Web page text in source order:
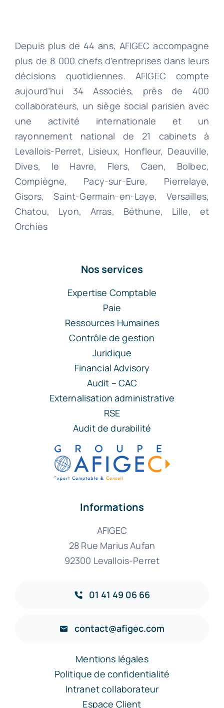
Depuis plus de 44 ans, AFIGEC accompagne
plus de 8 000 chefs d’entreprises dans leurs
décisions quotidiennes. AFIGEC compte
aujourd’hui 34 Associés, près de 400
collaborateurs, un siège social parisien avec
une activité internationale et un
rayonnement national de 21 cabinets à
Levallois-Perret, Lisieux, Honfleur, Deauville,
Dives, le Havre, Flers, Caen, Bolbec,
Compiègne, Pacy-sur-Eure, Pierrelaye,
Gisors, Saint-Germain-en-Laye, Versailles,
Chatou, Lyon, Arras, Béthune, Lille, et
Orchies
Nos services
Expertise Comptable
Paie
Ressources Humaines
Contrôle de gestion
Juridique
Financial Advisory
Audit – CAC
Externalisation administrative
RSE
Audit de durabilité
Informations
AFIGEC
28 Rue Marius Aufan
92300 Levallois-Perret
01 41 49 06 66
contact@afigec.com
Mentions légales
Politique de confidentialité
Intranet collaborateur
Espace Client